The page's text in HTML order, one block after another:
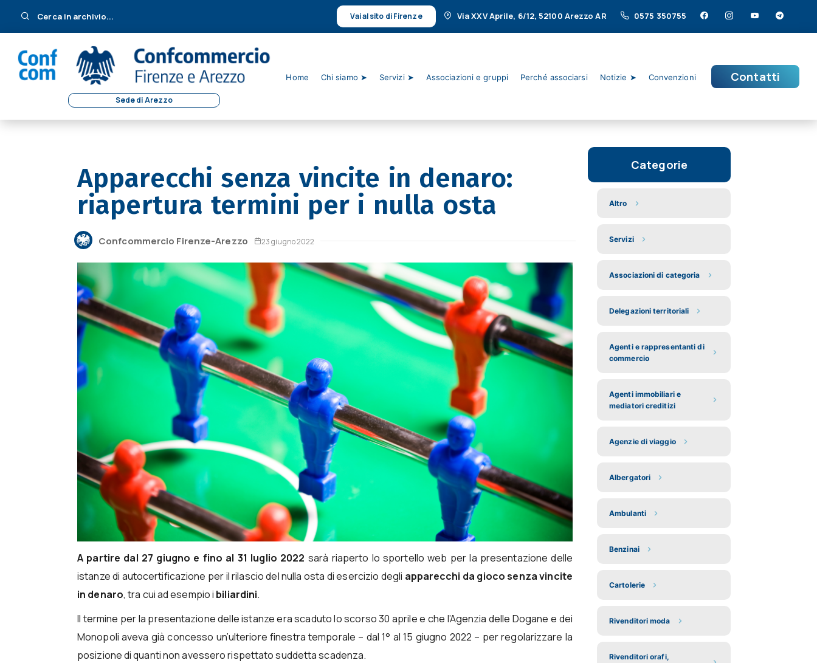
Cerca in archivio... Vai al sito di Firenze Via XXV Aprile, 6/12, 52100 Arezzo AR 0575 350755
Sede di Arezzo
Home Chi siamo ➤ Servizi ➤ Associazioni e gruppi Perché associarsi Notizie ➤ Convenzioni Contatti
Apparecchi senza vincite in denaro:
riapertura termini per i nulla osta
Confcommercio Firenze-Arezzo 23 giugno 2022
A partire dal 27 giugno e fino al 31 luglio 2022 sarà riaperto lo sportello web per la presentazione delle
istanze di autocertificazione per il rilascio del nulla osta di esercizio degli apparecchi da gioco senza vincite
in denaro, tra cui ad esempio i biliardini.
Il termine per la presentazione delle istanze era scaduto lo scorso 30 aprile e che l’Agenzia delle Dogane e dei
Monopoli aveva già concesso un’ulteriore finestra temporale – dal 1° al 15 giugno 2022 – per regolarizzare la
posizione di quanti non avessero rispettato suddetta scadenza.
Categorie
Altro
Servizi
Associazioni di categoria
Delegazioni territoriali
Agenti e rappresentanti di
commercio
Agenti immobiliari e
mediatori creditizi
Agenzie di viaggio
Albergatori
Ambulanti
Benzinai
Cartolerie
Rivenditori moda
Rivenditori orafi,